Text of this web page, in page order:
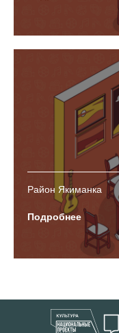
Район Якиманка
Подробнее